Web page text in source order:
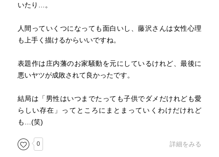
いたり…。
人間っていくつになっても面白いし、藤沢さんは女性心理
も上手く描けるからいいですね。
表題作は庄内藩のお家騒動を元にしているけれど、最後に
悪いヤツが成敗されて良かったです。
結局は「男性はいつまでたっても子供でダメだけれども愛
らしい存在」ってところにまとまっていくわけだけれど
も…(笑)
0 詳細をみる